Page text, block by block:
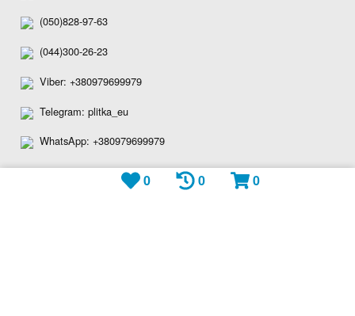
(050)828-97-63
(044)300-26-23
Viber: +380979699979
Telegram: plitka_eu
WhatsApp: +380979699979
0 0 0